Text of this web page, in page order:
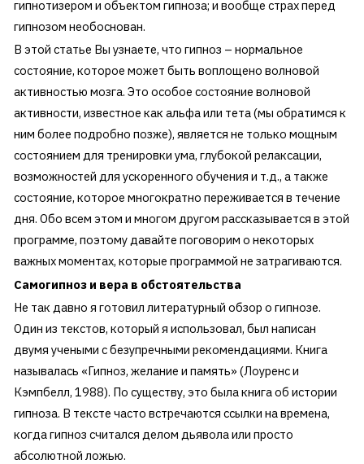
гипнотизером и объектом гипноза; и вообще страх перед
гипнозом необоснован.
В этой статье Вы узнаете, что гипноз – нормальное
состояние, которое может быть воплощено волновой
активностью мозга. Это особое состояние волновой
активности, известное как альфа или тета (мы обратимся к
ним более подробно позже), является не только мощным
состоянием для тренировки ума, глубокой релаксации,
возможностей для ускоренного обучения и т.д., а также
состояние, которое многократно переживается в течение
дня. Обо всем этом и многом другом рассказывается в этой
программе, поэтому давайте поговорим о некоторых
важных моментах, которые программой не затрагиваются.
Самогипноз и вера в обстоятельства
Не так давно я готовил литературный обзор о гипнозе.
Один из текстов, который я использовал, был написан
двумя учеными с безупречными рекомендациями. Книга
называлась «Гипноз, желание и память» (Лоуренс и
Кэмпбелл, 1988). По существу, это была книга об истории
гипноза. В тексте часто встречаются ссылки на времена,
когда гипноз считался делом дьявола или просто
абсолютной ложью.